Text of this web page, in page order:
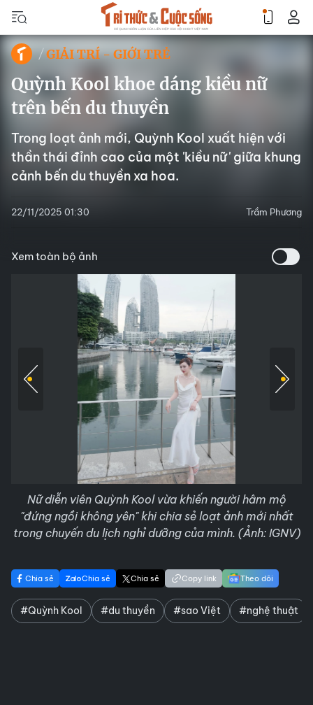
GIẢI TRÍ - GIỚI TRẺ
Quỳnh Kool khoe dáng kiều nữ
trên bến du thuyền
Trong loạt ảnh mới, Quỳnh Kool xuất hiện với
thần thái đỉnh cao của một 'kiều nữ' giữa khung
cảnh bến du thuyền xa hoa.
22/11/2025 01:30 Trầm Phương
Xem toàn bộ ảnh
Nữ diễn viên Quỳnh Kool vừa khiến người hâm mộ
"đứng ngồi không yên" khi chia sẻ loạt ảnh mới nhất
trong chuyến du lịch nghỉ dưỡng của mình. (Ảnh: IGNV)
Chia sẻ Chia sẻ Chia sẻ Copy link Theo dõi
#Quỳnh Kool #du thuyền #sao Việt #nghệ thuật